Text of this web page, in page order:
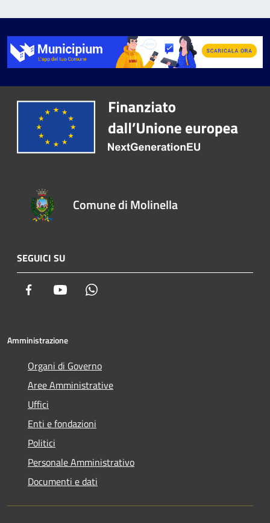
Comune di Molinella
SEGUICI SU
Facebook Youtube
Amministrazione
Organi di Governo
Aree Amministrative
Uffici
Enti e fondazioni
Politici
Personale Amministrativo
Documenti e dati